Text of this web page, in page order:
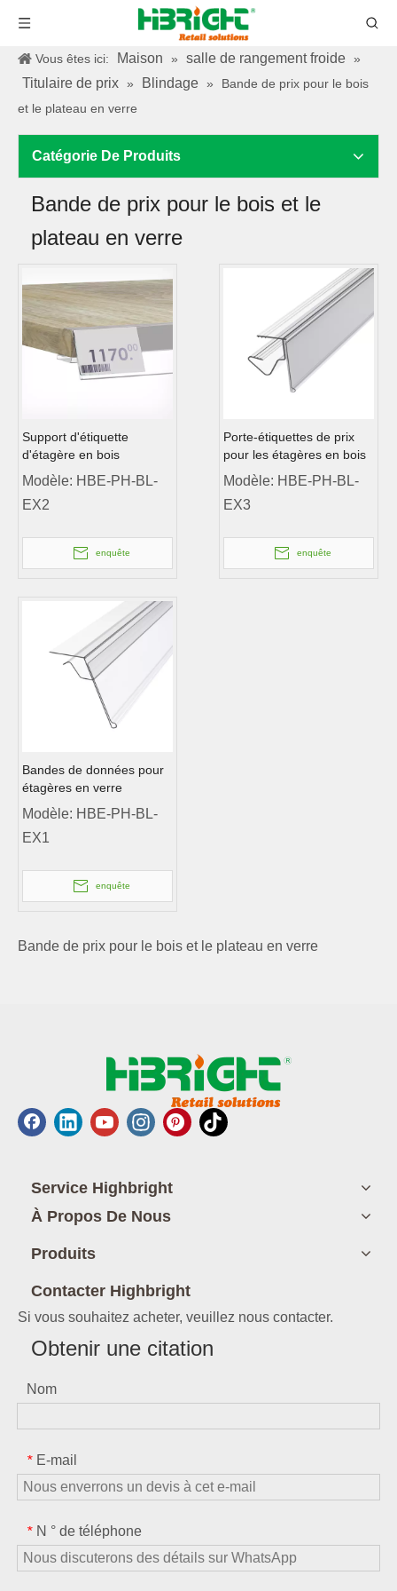
Vous êtes ici: Maison » salle de rangement froide »
Titulaire de prix » Blindage »
Bande de prix pour le bois
et le plateau en verre
Catégorie De Produits
Bande de prix pour le bois et le
plateau en verre
Support d'étiquette
d'étagère en bois
Modèle: HBE-PH-BL-
EX2
enquête
Porte-étiquettes de prix
pour les étagères en bois
Modèle: HBE-PH-BL-
EX3
enquête
Bandes de données pour
étagères en verre
Modèle: HBE-PH-BL-
EX1
enquête
Bande de prix pour le bois et le plateau en verre
Service Highbright
À Propos De Nous
Produits
Contacter Highbright
Si vous souhaitez acheter, veuillez nous contacter.
Obtenir une citation
Nom
* E-mail
* N ° de téléphone